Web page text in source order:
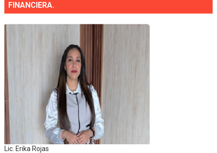
FINANCIERA.
Lic. Erika Rojas